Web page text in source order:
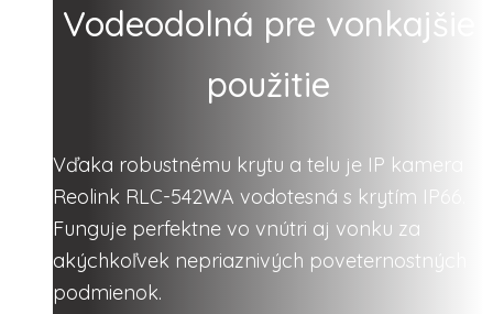
Vodeodolná pre vonkajšie
použitie
Vďaka robustnému krytu a telu je IP kamera
Reolink RLC-542WA vodotesná s krytím IP66.
Funguje perfektne vo vnútri aj vonku za
akýchkoľvek nepriaznivých poveternostných
podmienok.